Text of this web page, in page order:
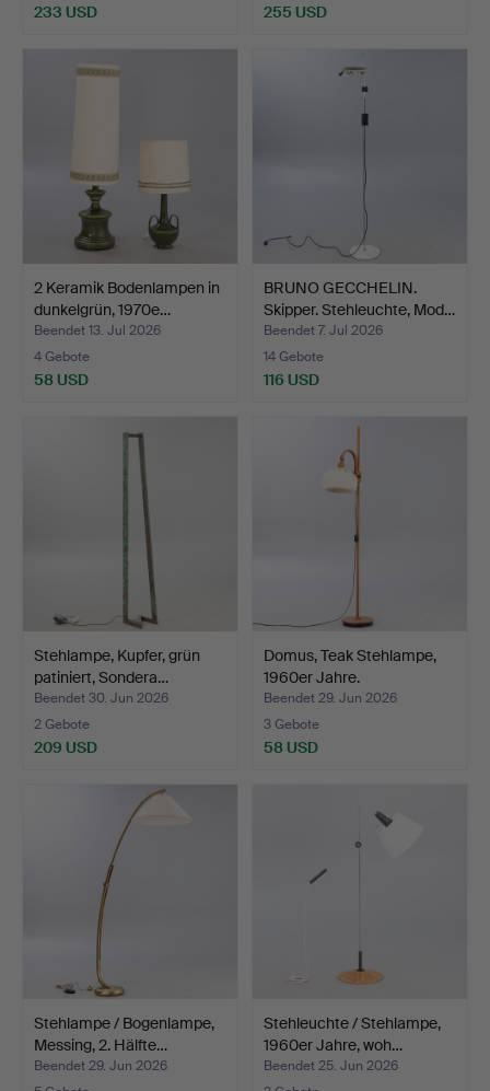
233 USD 255 USD
2 Keramik Bodenlampen in
dunkelgrün, 1970e…
Beendet 13. Jul 2026
4 Gebote
58 USD
BRUNO GECCHELIN.
Skipper. Stehleuchte, Mod…
Beendet 7. Jul 2026
14 Gebote
116 USD
Stehlampe, Kupfer, grün
patiniert, Sondera…
Beendet 30. Jun 2026
2 Gebote
209 USD
Domus, Teak Stehlampe,
1960er Jahre.
Beendet 29. Jun 2026
3 Gebote
58 USD
Stehlampe / Bogenlampe,
Messing, 2. Hälfte…
Beendet 29. Jun 2026
Stehleuchte / Stehlampe,
1960er Jahre, woh…
Beendet 25. Jun 2026